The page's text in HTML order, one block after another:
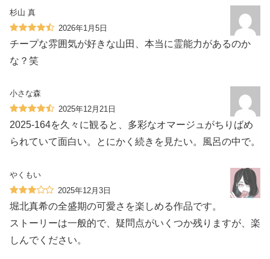
杉山 真
2026年1月5日
チープな雰囲気が好きな山田、本当に霊能力があるのか
な？笑
小さな森
2025年12月21日
2025-164を久々に観ると、多彩なオマージュがちりばめ
られていて面白い。とにかく続きを見たい。風呂の中で。
やくもい
2025年12月3日
堀北真希の全盛期の可愛さを楽しめる作品です。
ストーリーは一般的で、疑問点がいくつか残りますが、楽
しんでください。